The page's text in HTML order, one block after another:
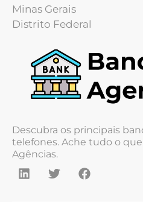
Minas Gerais
Distrito Federal
Descubra os principais
telefones. Ache tudo o
Agências.